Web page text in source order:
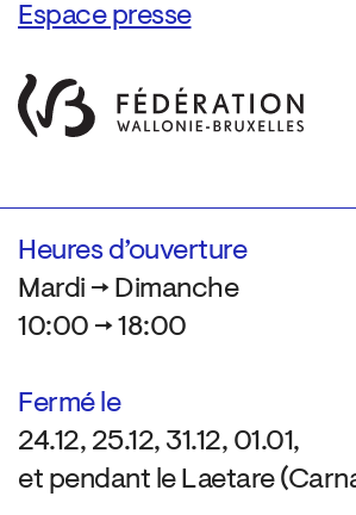
Espace presse
Heures d’ouverture
Mardi → Dimanche
10:00 → 18:00
Fermé le
24.12, 25.12, 31.12, 01.01,
et pendant le Laetare